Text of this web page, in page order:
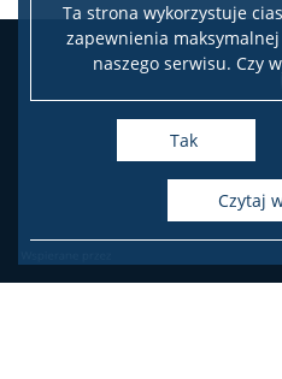
Ta strona wykorzystuje
zapewnienia
naszego serwisu. Czy
Tak
czytaj
Praktyki zawodowe
Program wymiany
Laboratorium Technik